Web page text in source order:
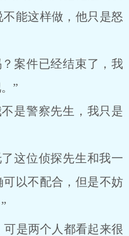
能这样做，他只是怒
件已经结束了，我
”
警察先生，我只是
位侦探先生和我一
以不配合，但是不妨
是两个人都看起来很